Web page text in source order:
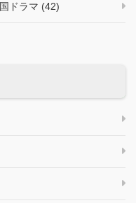
ドラマ (42)